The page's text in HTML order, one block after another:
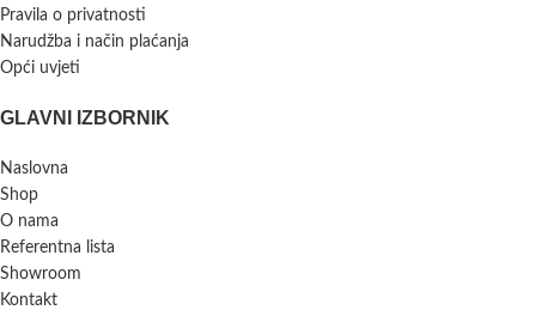
Pravila o privatnosti
Narudžba i način plaćanja
Opći uvjeti
GLAVNI IZBORNIK
Naslovna
Shop
O nama
Referentna lista
Showroom
Kontakt